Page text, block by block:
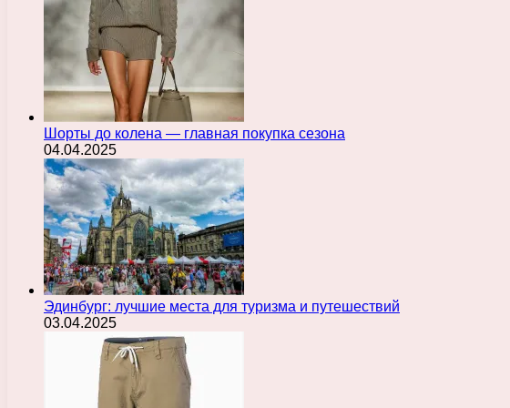
Шорты до колена — главная покупка сезона
04.04.2025
Эдинбург: лучшие места для туризма и путешествий
03.04.2025